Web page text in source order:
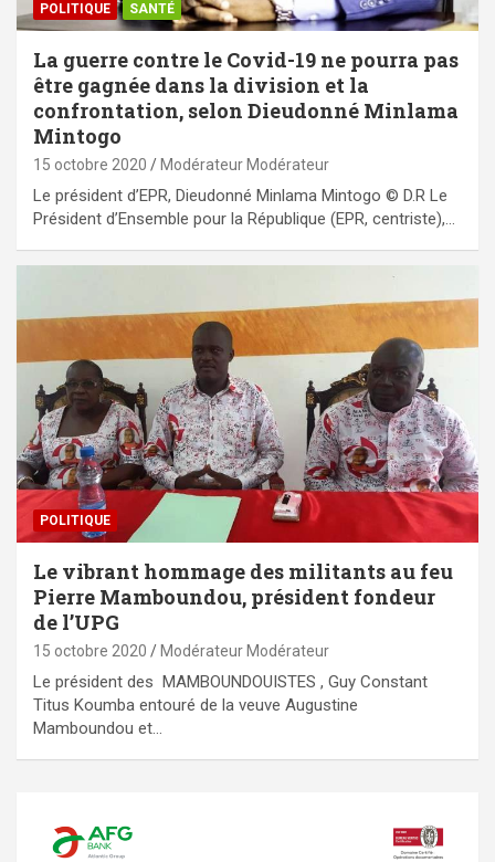
POLITIQUE SANTÉ
La guerre contre le Covid-19 ne pourra pas
être gagnée dans la division et la
confrontation, selon Dieudonné Minlama
Mintogo
15 octobre 2020 Modérateur Modérateur
Le président d’EPR, Dieudonné Minlama Mintogo © D.R Le
Président d’Ensemble pour la République (EPR, centriste),…
POLITIQUE
Le vibrant hommage des militants au feu
Pierre Mamboundou, président fondeur
de l’UPG
15 octobre 2020 Modérateur Modérateur
Le président des MAMBOUNDOUISTES , Guy Constant
Titus Koumba entouré de la veuve Augustine
Mamboundou et…